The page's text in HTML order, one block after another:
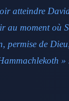
atteindre
au moment où
permise de
»